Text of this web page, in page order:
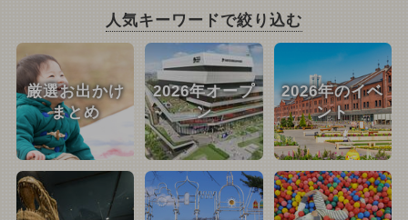
人気キーワードで絞り込む
厳選お出かけ
まとめ
2026年オープ
ン
2026年のイベ
ント